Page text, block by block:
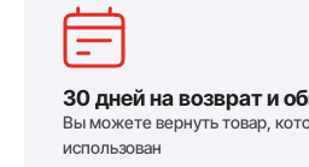
30 дней на возврат и
Вы можете вернуть товар,
использован